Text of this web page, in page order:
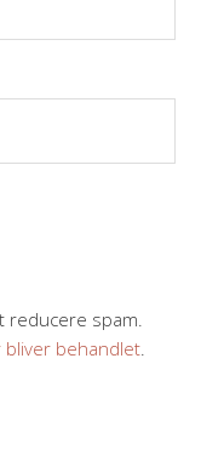
reducere spam.
behandlet